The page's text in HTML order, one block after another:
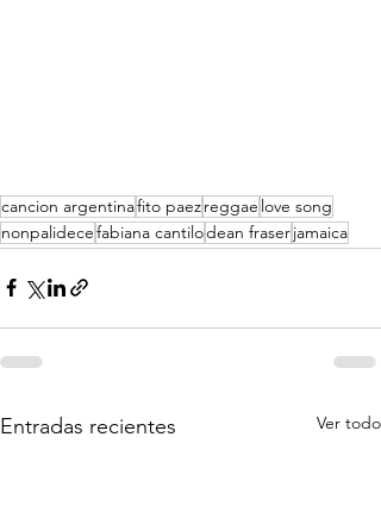
cancion argentinafito paezreggae love song
nonpalidecefabiana cantilodean fraserjamaica
Entradas recientes Ver todo